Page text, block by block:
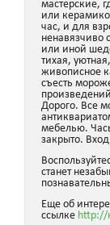
мастерские,
или
час, и для
ненавязчиво
или иной
тихая,
живописное
съесть
Дорого. Все
мебелью.
закрыто.
станет
Еще об
ссылке http://